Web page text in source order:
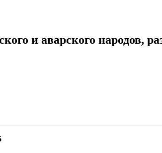
и аварского народов,